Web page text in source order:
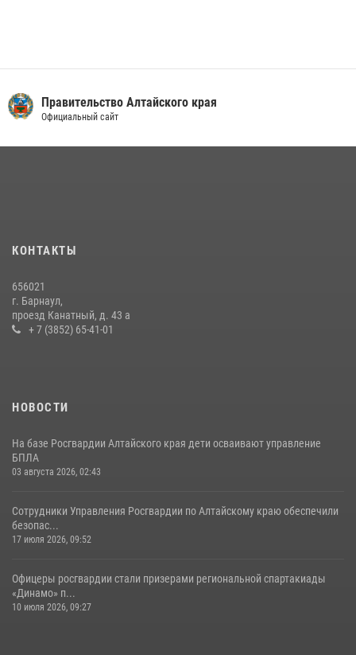
Правительство Алтайского края
Официальный сайт
КОНТАКТЫ
656021
г. Барнаул,
проезд Канатный, д. 43 а
+ 7 (3852) 65-41-01
НОВОСТИ
На базе Росгвардии Алтайского края дети осваивают управление
БПЛА
03 августа 2026, 02:43
Сотрудники Управления Росгвардии по Алтайскому краю обеспечили
безопас...
17 июля 2026, 09:52
Офицеры росгвардии стали призерами региональной спартакиады
«Динамо» п...
10 июля 2026, 09:27